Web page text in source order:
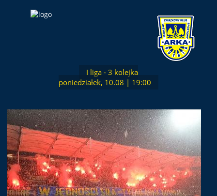
I liga - 3 kolejka
poniedziałek, 10.08 | 19:00